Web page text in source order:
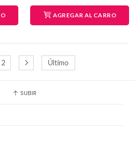
AGREGAR AL CARRO
2 Último
SUBIR